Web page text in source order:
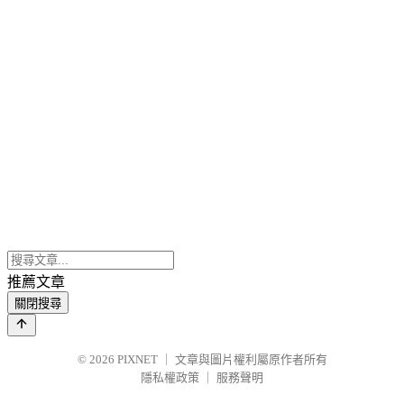
推薦文章
關閉搜尋
© 2026 PIXNET
文章與圖片權利屬原作者所有
隱私權政策
服務聲明